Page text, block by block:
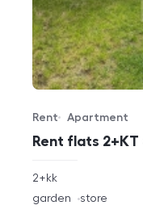
Rent flats 2+KT
Offer type
Rent
Property type
Apartment
rozměry
disposition
2+kk
funkce
garden store